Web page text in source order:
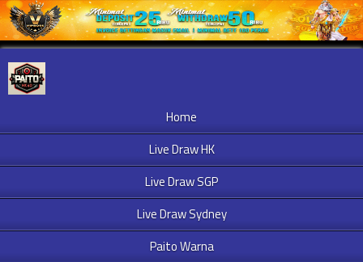
Home
Live Draw HK
Live Draw SGP
Live Draw Sydney
Paito Warna